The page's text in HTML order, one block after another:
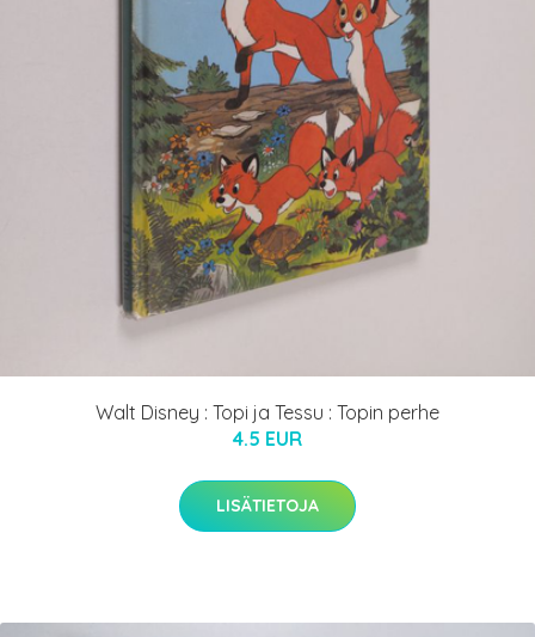
Walt Disney : Topi ja Tessu : Topin perhe
4.5 EUR
LISÄTIETOJA